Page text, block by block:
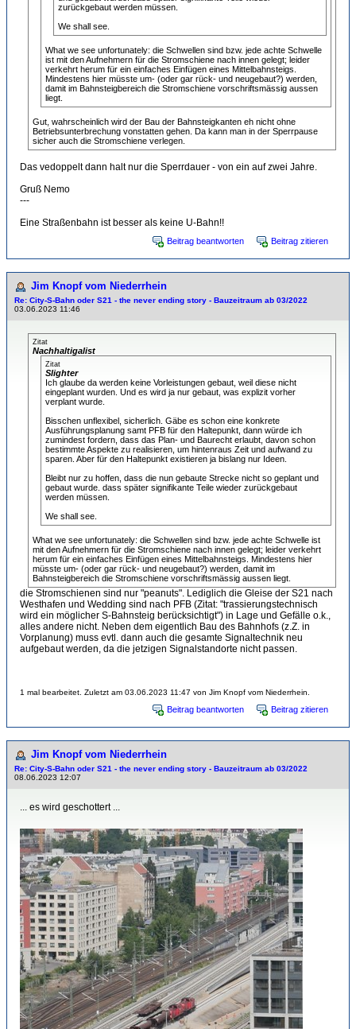
zurückgebaut werden müssen.
We shall see.
What we see unfortunately: die Schwellen sind bzw. jede achte Schwelle
ist mit den Aufnehmern für die Stromschiene nach innen gelegt; leider
verkehrt herum für ein einfaches Einfügen eines Mittelbahnsteigs.
Mindestens hier müsste um- (oder gar rück- und neugebaut?) werden,
damit im Bahnsteigbereich die Stromschiene vorschriftsmässig aussen
liegt.
Gut, wahrscheinlich wird der Bau der Bahnsteigkanten eh nicht ohne
Betriebsunterbrechung vonstatten gehen. Da kann man in der Sperrpause
sicher auch die Stromschiene verlegen.
Das vedoppelt dann halt nur die Sperrdauer - von ein auf zwei Jahre.
Gruß Nemo
---
Eine Straßenbahn ist besser als keine U-Bahn!!
Beitrag beantworten Beitrag zitieren
Jim Knopf vom Niederrhein
Re: City-S-Bahn oder S21 - the never ending story - Bauzeitraum ab 03/2022
03.06.2023 11:46
Zitat
Nachhaltigalist
Zitat
Slighter
Ich glaube da werden keine Vorleistungen gebaut, weil diese nicht
eingeplant wurden. Und es wird ja nur gebaut, was explizit vorher
verplant wurde.
Bisschen unflexibel, sicherlich. Gäbe es schon eine konkrete
Ausführungsplanung samt PFB für den Haltepunkt, dann würde ich
zumindest fordern, dass das Plan- und Baurecht erlaubt, davon schon
bestimmte Aspekte zu realisieren, um hintenraus Zeit und aufwand zu
sparen. Aber für den Haltepunkt existieren ja bislang nur Ideen.
Bleibt nur zu hoffen, dass die nun gebaute Strecke nicht so geplant und
gebaut wurde. dass später signifikante Teile wieder zurückgebaut
werden müssen.
We shall see.
What we see unfortunately: die Schwellen sind bzw. jede achte Schwelle ist
mit den Aufnehmern für die Stromschiene nach innen gelegt; leider verkehrt
herum für ein einfaches Einfügen eines Mittelbahnsteigs. Mindestens hier
müsste um- (oder gar rück- und neugebaut?) werden, damit im
Bahnsteigbereich die Stromschiene vorschriftsmässig aussen liegt.
die Stromschienen sind nur "peanuts". Lediglich die Gleise der S21 nach
Westhafen und Wedding sind nach PFB (Zitat: "trassierungstechnisch
wird ein möglicher S-Bahnsteig berücksichtigt") in Lage und Gefälle o.k.,
alles andere nicht. Neben dem eigentlich Bau des Bahnhofs (z.Z. in
Vorplanung) muss evtl. dann auch die gesamte Signaltechnik neu
aufgebaut werden, da die jetzigen Signalstandorte nicht passen.
1 mal bearbeitet. Zuletzt am 03.06.2023 11:47 von Jim Knopf vom Niederrhein.
Beitrag beantworten Beitrag zitieren
Jim Knopf vom Niederrhein
Re: City-S-Bahn oder S21 - the never ending story - Bauzeitraum ab 03/2022
08.06.2023 12:07
... es wird geschottert ...